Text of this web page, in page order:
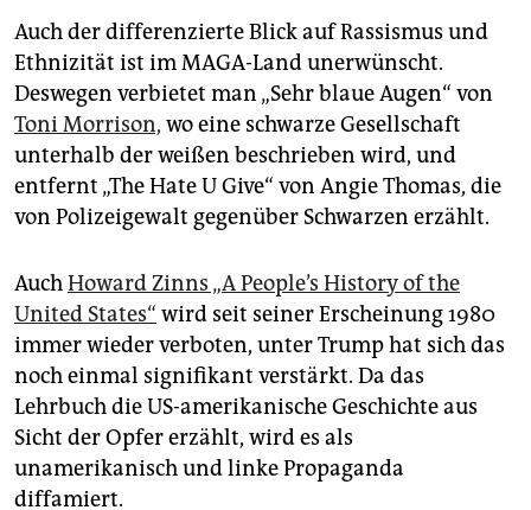
Auch der differenzierte Blick auf Rassismus und
Ethnizität ist im MAGA-Land unerwünscht.
Deswegen verbietet man „Sehr blaue Augen“ von
Toni Morrison, wo eine schwarze Gesellschaft
unterhalb der weißen beschrieben wird, und
entfernt „The Hate U Give“ von Angie Thomas, die
von Polizeigewalt gegenüber Schwarzen erzählt.
AuchHoward Zinns „A People’s History of the
United States“ wird seit seiner Erscheinung 1980
immer wieder verboten, unter Trump hat sich das
noch einmal signifikant verstärkt. Da das
Lehrbuch die US-amerikanische Geschichte aus
Sicht der Opfer erzählt, wird es als
unamerikanisch und linke Propaganda
diffamiert.